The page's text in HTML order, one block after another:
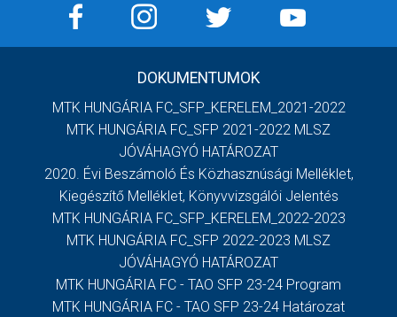
DOKUMENTUMOK
MTK HUNGÁRIA FC_SFP_KERELEM_2021-2022
MTK HUNGÁRIA FC_SFP 2021-2022 MLSZ
JÓVÁHAGYÓ HATÁROZAT
2020. Évi Beszámoló És Közhasznúsági Melléklet,
Kiegészítő Melléklet, Könyvvizsgálói Jelentés
MTK HUNGÁRIA FC_SFP_KERELEM_2022-2023
MTK HUNGÁRIA FC_SFP 2022-2023 MLSZ
JÓVÁHAGYÓ HATÁROZAT
MTK HUNGÁRIA FC - TAO SFP 23-24 Program
MTK HUNGÁRIA FC - TAO SFP 23-24 Határozat